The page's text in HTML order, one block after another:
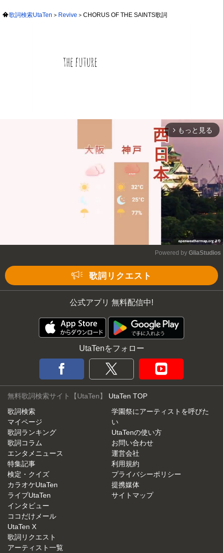
歌詞検索UtaTen Revive CHORUS OF THE SAINTS歌詞
arrow_forward_ios もっと見る
Powered by GliaStudios
歌詞リクエスト
公式アプリ 無料配信中!
UtaTenをフォロー
無料歌詞検索サイト【UtaTen】 UtaTen TOP
歌詞検索
マイページ
歌詞ランキング
歌詞コラム
エンタメニュース
特集記事
検定・クイズ
カラオケUtaTen
ライブUtaTen
インタビュー
ココだけメール
UtaTen X
歌詞リクエスト
アーティスト一覧
学園祭にアーティストを呼びた
い
UtaTenの使い方
お問い合わせ
運営会社
利用規約
プライバシーポリシー
提携媒体
サイトマップ